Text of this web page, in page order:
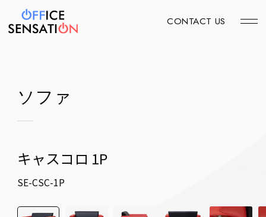
CONTACT US
ソファ
キャスコロ 1P
SE-CSC-1P